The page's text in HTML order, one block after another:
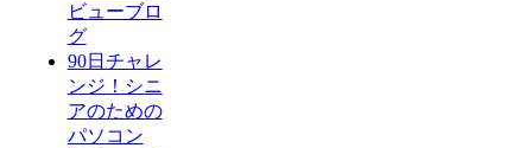
ビューブロ
グ
90日チャレ
ンジ！シニ
アのための
パソコン